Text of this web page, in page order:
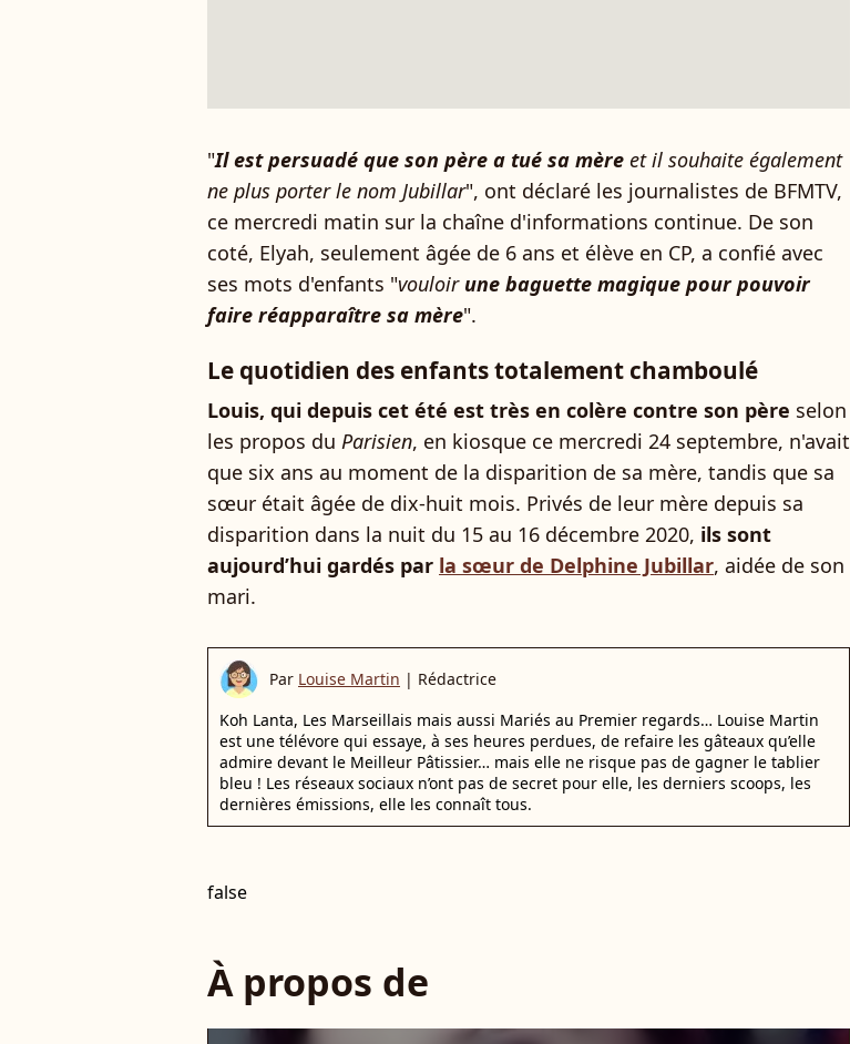
"Il est persuadé que son père a tué sa mère et il souhaite également
ne plus porter le nom Jubillar", ont déclaré les journalistes de BFMTV,
ce mercredi matin sur la chaîne d'informations continue. De son
coté, Elyah, seulement âgée de 6 ans et élève en CP, a confié avec
ses mots d'enfants "vouloir une baguette magique pour pouvoir
faire réapparaître sa mère".
Le quotidien des enfants totalement chamboulé
Louis, qui depuis cet été est très en colère contre son père selon
les propos du Parisien, en kiosque ce mercredi 24 septembre, n'avait
que six ans au moment de la disparition de sa mère, tandis que sa
sœur était âgée de dix-huit mois. Privés de leur mère depuis sa
disparition dans la nuit du 15 au 16 décembre 2020, ils sont
aujourd’hui gardés par la sœur de Delphine Jubillar, aidée de son
mari.
Par Louise Martin | Rédactrice
Koh Lanta, Les Marseillais mais aussi Mariés au Premier regards… Louise Martin
est une télévore qui essaye, à ses heures perdues, de refaire les gâteaux qu’elle
admire devant le Meilleur Pâtissier… mais elle ne risque pas de gagner le tablier
bleu ! Les réseaux sociaux n’ont pas de secret pour elle, les derniers scoops, les
dernières émissions, elle les connaît tous.
false
À propos de